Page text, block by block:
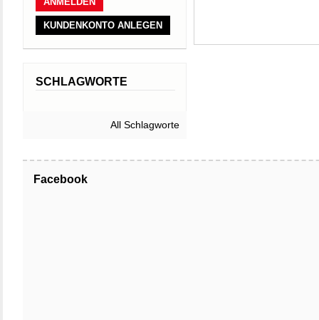
Line Control
KUNDENKONTO ANLEGEN
SCHLAGWORTE
All Schlagworte
Facebook